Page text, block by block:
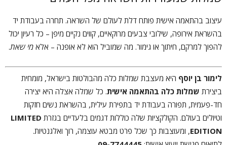
עיצוב בהתאמה אישית פותח דלת לעולם של השראה. תחרה בעבודת יד
בהשראת אירופה, שילובי צבעים מרוקאיים, קווים נקיים מיפן – כל רעיון יכול
להפוך למרקם, חיתוך או גימור. מה שמוביל הוא לא אופנה – אלא מי שאת.
לימור בן יוסף היא מעצבת שמלות כלה מהבולטות בישראל, מומחית
ביצירת שמלות כלה בהתאמה אישית. כל שמלה אצלה היא יצירה
חד-פעמית, תפורה בעבודת יד בתפירת עילית, בהשראת נשים חזקות
וטיולים בעולם. הקולקציות שלה כוללות דגמים בלעדיים בגזרת LIMITED
EDITION, ומעוצבות כך שכל פרט מבטא עוצמה, רוך ואלגנטיות.